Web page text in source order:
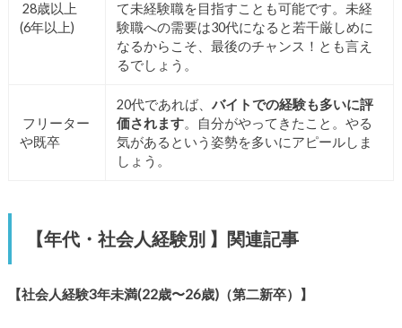
28歳以上
(6年以上)
て未経験職を目指すことも可能です。未経
験職への需要は30代になると若干厳しめに
なるからこそ、最後のチャンス！とも言え
るでしょう。
フリーター
や既卒
20代であれば、 バイトでの経験も多いに評
価されます。自分がやってきたこと。やる
気があるという姿勢を多いにアピールしま
しょう。
【年代・社会人経験別 】関連記事
【社会人経験3年未満(22歳〜26歳)（第二新卒）】